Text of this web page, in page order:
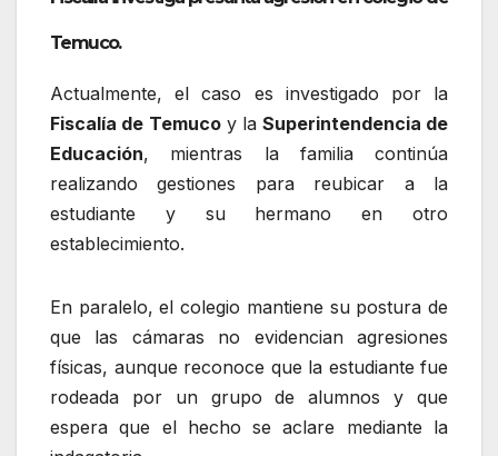
Temuco.
Actualmente, el caso es investigado por la
Fiscalía de Temucoy la Superintendencia de
Educación, mientras la familia continúa
realizando gestiones para reubicar a la
estudiante y su hermano en otro
establecimiento.
En paralelo,el colegio mantiene su postura de
que las cámaras no evidencian agresiones
físicas, aunque reconoce que la estudiante fue
rodeada por un grupo de alumnos y que
espera que el hecho se aclare mediante la